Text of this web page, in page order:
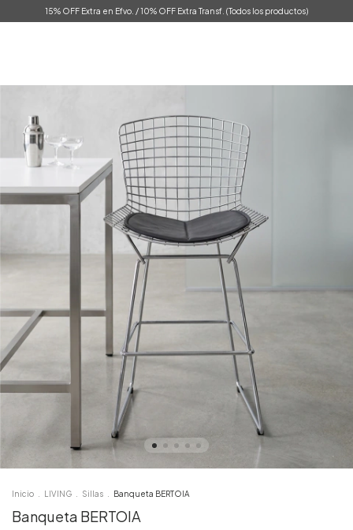
15% OFF Extra en Efvo. / 10% OFF Extra Transf. (Todos los productos)
Inicio LIVING Sillas Banqueta BERTOIA
Banqueta BERTOIA